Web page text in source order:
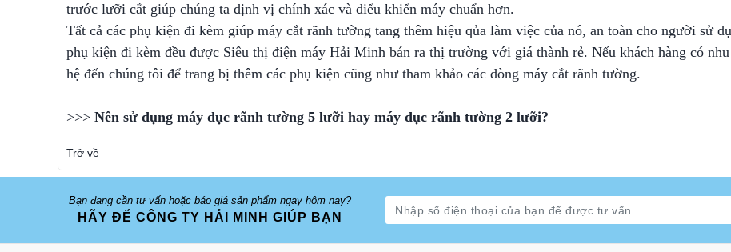
trước lưỡi cắt giúp chúng ta định vị chính xác và điểu khiển máy chuẩn hơn.
Tất cả các phụ kiện đi kèm giúp máy cắt rãnh tường tang thêm hiệu qủa làm việc của nó, an toàn cho người sử
phụ kiện đi kèm đều được Siêu thị điện máy Hải Minh bán ra thị trường với giá thành rẻ. Nếu khách hàng có
hệ đến chúng tôi để trang bị thêm các phụ kiện cũng như tham khảo các dòng máy cắt rãnh tường.
>>> Nên sử dụng máy đục rãnh tường 5 lưỡi hay máy đục rãnh tường 2 lưỡi?
Trở về
Bạn đang cần tư vấn hoặc báo giá sản phẩm ngay hôm nay?
HÃY ĐỂ CÔNG TY HẢI MINH GIÚP BẠN